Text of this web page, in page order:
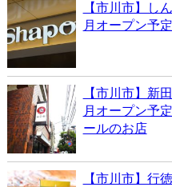
【市川市】し
月オープン予
【市川市】新
月オープン予
ールのお店
【市川市】行